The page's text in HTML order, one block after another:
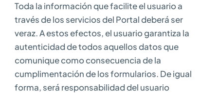
Toda la información que facilite el usuario a
través de los servicios del Portal deberá ser
veraz. A estos efectos, el usuario garantiza la
autenticidad de todos aquellos datos que
comunique como consecuencia de la
cumplimentación de los formularios. De igual
forma, será responsabilidad del usuario